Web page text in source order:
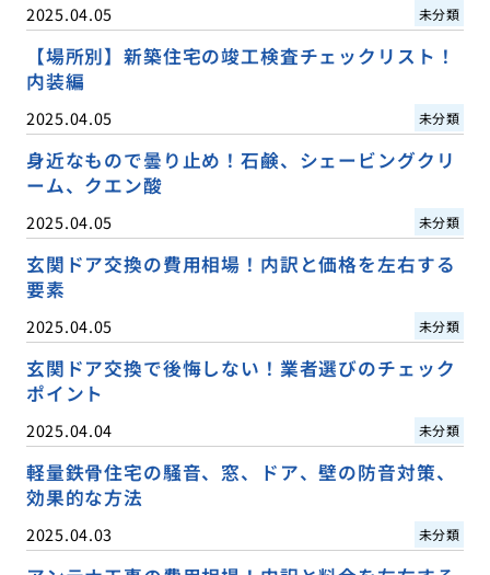
2025.04.05 未分類
【場所別】新築住宅の竣工検査チェックリスト！
内装編
2025.04.05 未分類
身近なもので曇り止め！石鹸、シェービングクリ
ーム、クエン酸
2025.04.05 未分類
玄関ドア交換の費用相場！内訳と価格を左右する
要素
2025.04.05 未分類
玄関ドア交換で後悔しない！業者選びのチェック
ポイント
2025.04.04 未分類
軽量鉄骨住宅の騒音、窓、ドア、壁の防音対策、
効果的な方法
2025.04.03 未分類